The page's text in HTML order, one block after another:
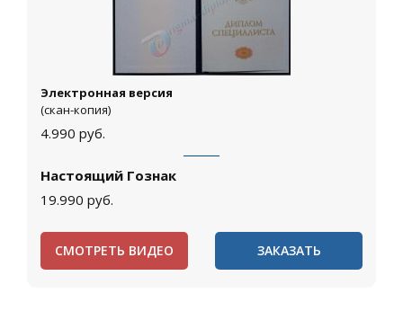
Электронная версия
(скан-копия)
4.990 руб.
Настоящий Гознак
19.990 руб.
СМОТРЕТЬ ВИДЕО ЗАКАЗАТЬ